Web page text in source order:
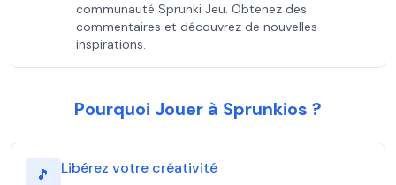
communauté Sprunki Jeu. Obtenez des
commentaires et découvrez de nouvelles
inspirations.
Pourquoi Jouer à Sprunkios ?
🎵 Libérez votre créativité